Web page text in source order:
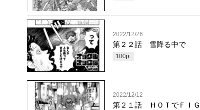
2022/12/26
第２２話 雪降る中で
100pt
2022/12/12
第２１話 ＨＯＴでＦＩＧ